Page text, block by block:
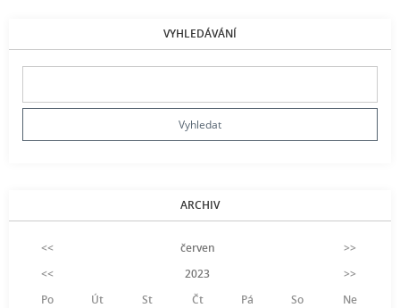
VYHLEDÁVÁNÍ
ARCHIV
<< červen
>>
<<
2023
>>
Po
Út St Čt Pá So
Ne